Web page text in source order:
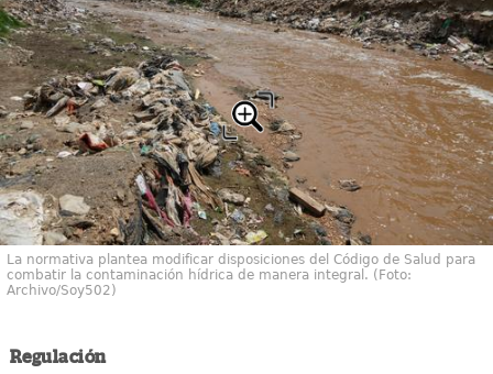
La normativa plantea modificar disposiciones del Código de Salud para
combatir la contaminación hídrica de manera integral. (Foto:
Archivo/Soy502)
Regulación